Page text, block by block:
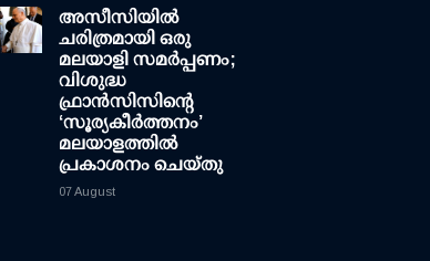
അസീസിയിൽ
ചരിത്രമായി ഒരു
മലയാളി സമർപ്പണം;
വിശുദ്ധ
ഫ്രാൻസിസിന്റെ
‘സൂര്യകീർത്തനം’
മലയാളത്തിൽ
പ്രകാശനം ചെയ്തു
07 August